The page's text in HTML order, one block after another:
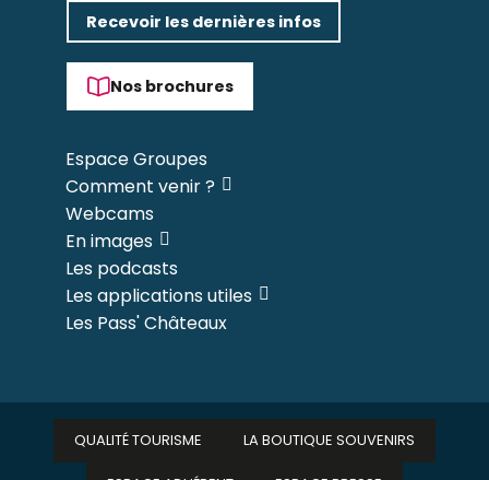
Recevoir les dernières infos
Nos brochures
Espace Groupes
Comment venir ?
Webcams
En images
Les podcasts
Les applications utiles
Les Pass' Châteaux
QUALITÉ TOURISME LA BOUTIQUE SOUVENIRS